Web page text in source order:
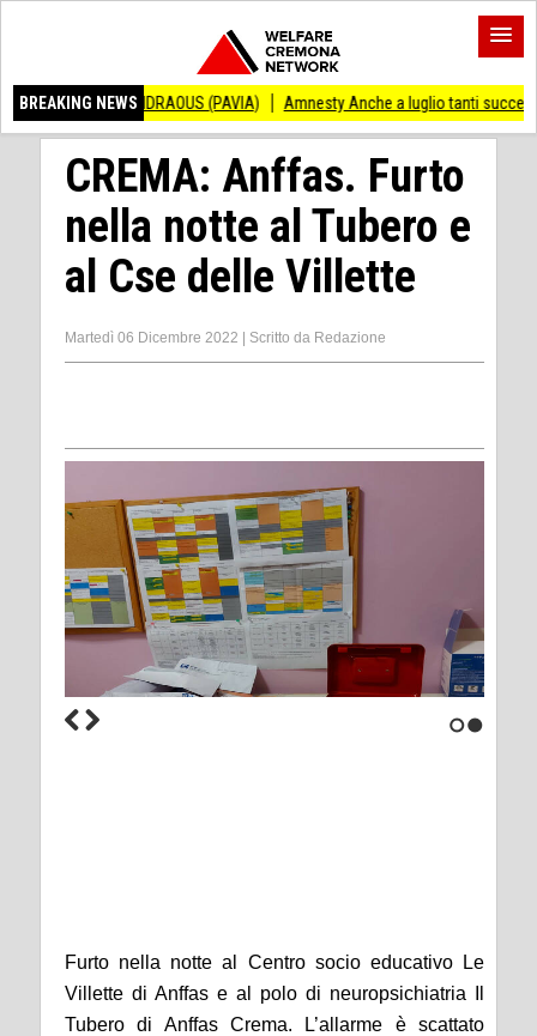
BREAKING NEWSANDRAOUS (PAVIA) Amnesty Anche a luglio tanti successi ed
CREMA: Anffas. Furto
nella notte al Tubero e
al Cse delle Villette
Martedì 06 Dicembre 2022 Scritto da Redazione
Furto nella notte al Centro socio educativo Le
Villette di Anffas e al polo di neuropsichiatria Il
Tubero di Anffas Crema. L’allarme è scattato